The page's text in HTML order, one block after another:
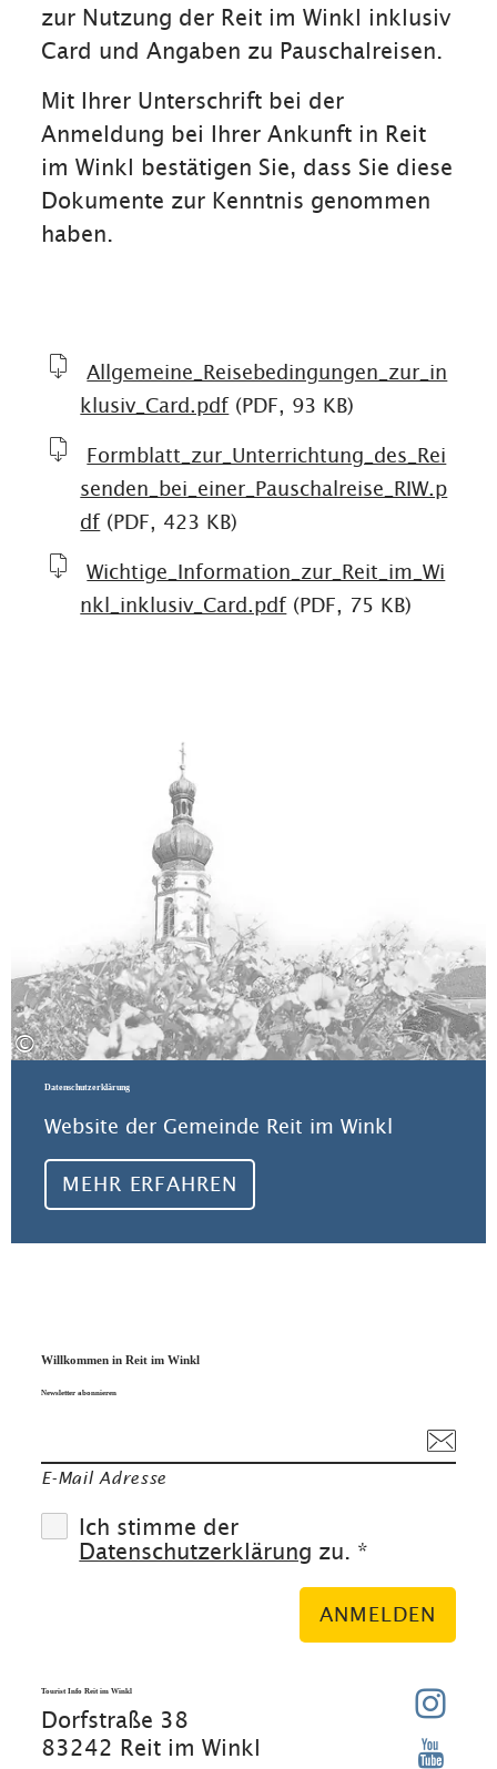
zur Nutzung der Reit im Winkl inklusiv
Card und Angaben zu Pauschalreisen.
Mit Ihrer Unterschrift bei der
Anmeldung bei Ihrer Ankunft in Reit
im Winkl bestätigen Sie, dass Sie diese
Dokumente zur Kenntnis genommen
haben.
Allgemeine_Reisebedingungen_zur_in
klusiv_Card.pdf(PDF, 93 KB)
Formblatt_zur_Unterrichtung_des_Rei
senden_bei_einer_Pauschalreise_RIW.p
df(PDF, 423 KB)
Wichtige_Information_zur_Reit_im_Wi
nkl_inklusiv_Card.pdf(PDF, 75 KB)
©
Datenschutzerklärung
Website der Gemeinde Reit im Winkl
MEHR ERFAHREN
Willkommen in Reit im Winkl
Newsletter abonnieren
E-Mail Adresse
Ich stimme der
Datenschutzerklärung zu. *
ANMELDEN
Tourist Info Reit im Winkl
Dorfstraße 38
83242 Reit im Winkl